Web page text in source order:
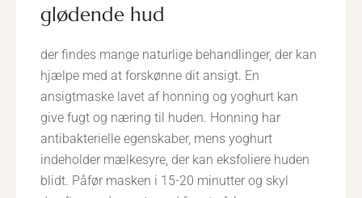
glødende hud
der findes mange naturlige behandlinger, der kan
hjælpe med at forskønne dit ansigt. En
ansigtmaske lavet af honning og yoghurt kan
give fugt og næring til huden. Honning har
antibakterielle egenskaber, mens yoghurt
indeholder mælkesyre, der kan eksfoliere huden
blidt. Påfør masken i 15-20 minutter og skyl